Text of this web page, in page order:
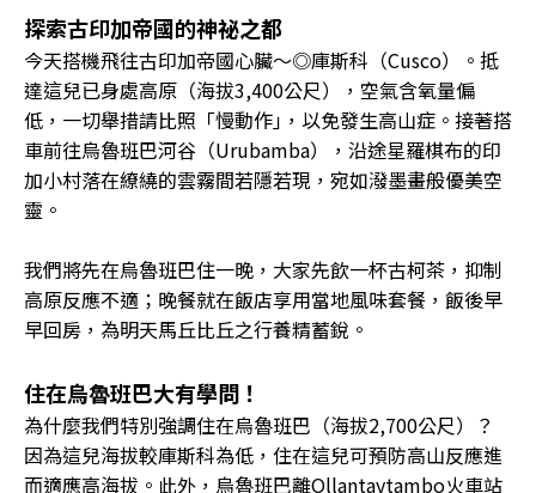
探索古印加帝國的神祕之都
今天搭機飛往古印加帝國心臟〜◎庫斯科（Cusco）。抵
達這兒已身處高原（海拔3,400公尺），空氣含氧量偏
低，一切舉措請比照「慢動作｣，以免發生高山症。接著搭
車前往烏魯班巴河谷（Urubamba），沿途星羅棋布的印
加小村落在繚繞的雲霧間若隱若現，宛如潑墨畫般優美空
靈。
我們將先在烏魯班巴住一晚，大家先飲一杯古柯茶，抑制
高原反應不適；晚餐就在飯店享用當地風味套餐，飯後早
早回房，為明天馬丘比丘之行養精蓄銳。
住在烏魯班巴大有學問！
為什麼我們特別強調住在烏魯班巴（海拔2,700公尺）？
因為這兒海拔較庫斯科為低，住在這兒可預防高山反應進
而適應高海拔。此外，烏魯班巴離Ollantaytambo火車站